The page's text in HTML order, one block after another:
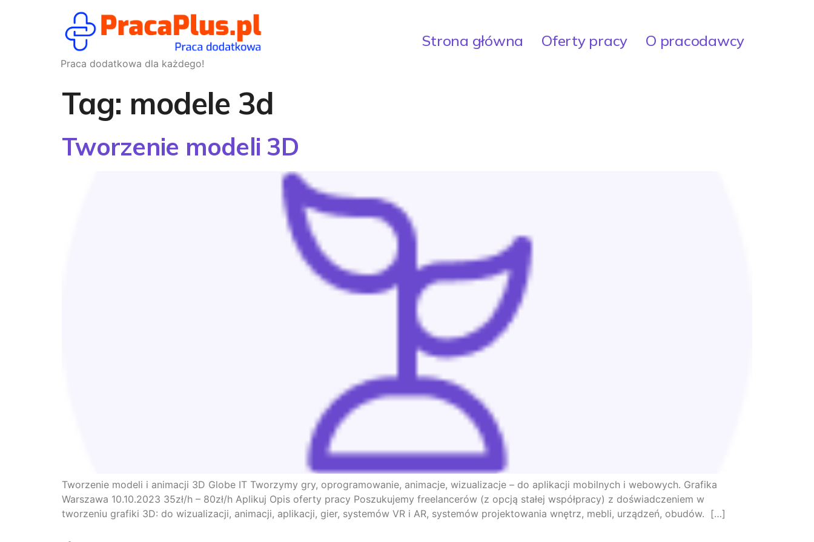
Praca dodatkowa dla każdego!
Strona główna Oferty pracy O pracodawcy
Tag: modele 3d
Tworzenie modeli 3D
Tworzenie modeli i animacji 3D Globe IT Tworzymy gry, oprogramowanie, animacje, wizualizacje – do aplikacji mobilnych i webowych. Grafika
Warszawa 10.10.2023 35zł/h – 80zł/h Aplikuj Opis oferty pracy Poszukujemy freelancerów (z opcją stałej współpracy) z doświadczeniem w
tworzeniu grafiki 3D: do wizualizacji, animacji, aplikacji, gier, systemów VR i AR, systemów projektowania wnętrz, mebli, urządzeń, obudów. […]